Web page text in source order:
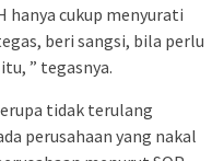
hanya cukup menyurati
beri sangsi, bila perlu
” tegasnya.
tidak terulang
perusahaan yang nakal